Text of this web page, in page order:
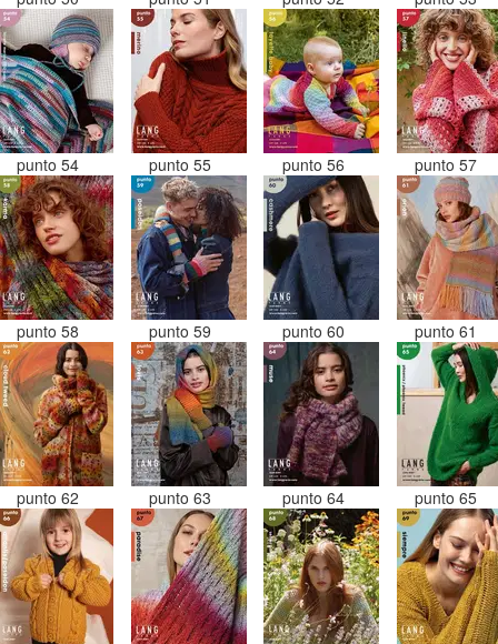
punto 54 punto 55 punto 56 punto 57
punto 58 punto 59 punto 60 punto 61
punto 62 punto 63 punto 64 punto 65